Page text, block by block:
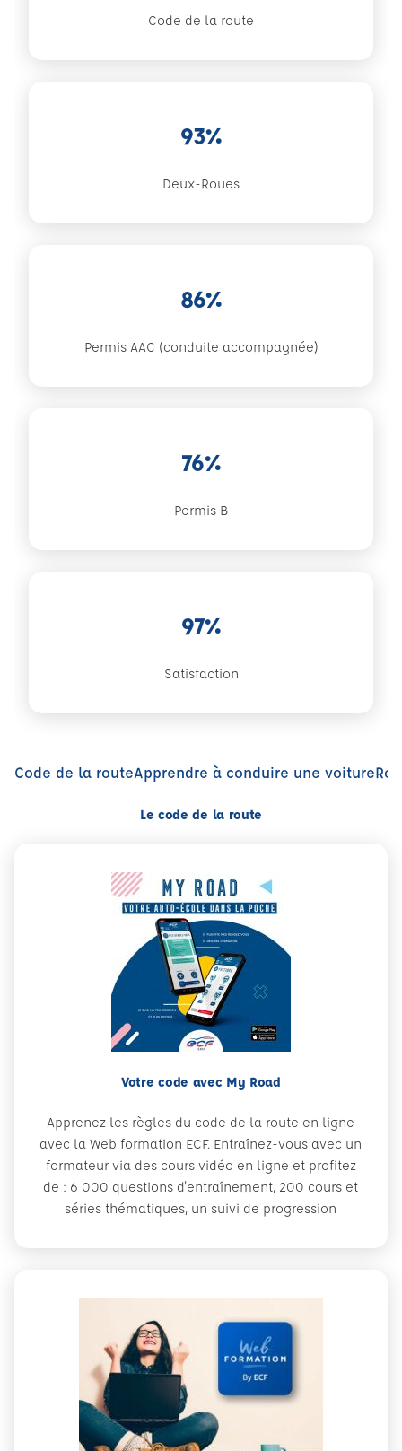
Code de la route
93%
Deux-Roues
86%
Permis AAC (conduite accompagnée)
76%
Permis B
97%
Satisfaction
Code de la routeApprendre à conduire une voiture
Le code de la route
Votre code avec My Road
Apprenez les règles du code de la route en ligne
avec la Web formation ECF. Entraînez-vous avec un
formateur via des cours vidéo en ligne et profitez
de : 6 000 questions d'entraînement, 200 cours et
séries thématiques, un suivi de progression